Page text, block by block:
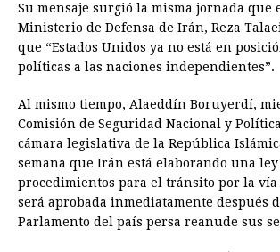
Su mensaje surgió la misma jornada que
Ministerio de Defensa de Irán, Reza
que “Estados Unidos ya no está en
políticas a las naciones independientes”.
Al mismo tiempo, Alaeddín Boruyerdí,
Comisión de Seguridad Nacional y
cámara legislativa de la República
semana que Irán está elaborando una
procedimientos para el tránsito por la vía
será aprobada inmediatamente después
Parlamento del país persa reanude sus